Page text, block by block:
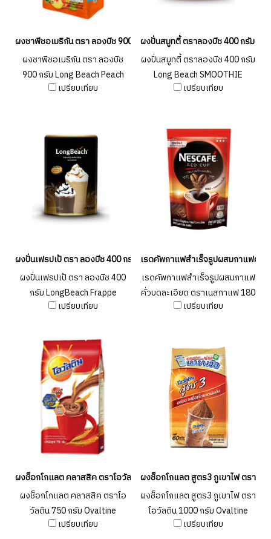
ผงชาพีชอเมริกัน ตรา ลองบีช 900 กรัม Long Beach Peach Tea 900 g.
ผงชาพีชอเมริกัน ตรา ลองบีช
900 กรัม Long Beach Peach
Tea 900 g.
เปรียบเทียบ
ผงปั่นสมูทตี้ ตราลองบีช 400 กรัม
ผงปั่นสมูทตี้ ตราลองบีช 400 กรัม
Long Beach SMOOTHIE
POWDER 400g.
เปรียบเทียบ
ผงปั่นเฟรปเป้ ตรา ลองบีช 400 กรัม LongBeach Frappe Powder 400g.
ผงปั่นเฟรปเป้ ตรา ลองบีช 400
กรัม LongBeach Frappe
Powder 400g.
เปรียบเทียบ
เรดคัพกาแฟสำเร็จรูปผสมกาแฟคั่วบ
เรดคัพกาแฟสำเร็จรูปผสมกาแฟ
คั่วบดละเอียด ตราเนสกาแฟ 180
กรัม NESCAFE RED CUP 180 g.
เปรียบเทียบ
ผงช็อกโกแลต คลาสสิค ตราโอวัลติน 750 กรัม Ovaltine Chocolate
ผงช็อกโกแลต คลาสสิค ตราโอ
วัลติน 750 กรัม Ovaltine
Chocolate Classic 750g.
เปรียบเทียบ
ผงช็อกโกแลต สูตร3 ภูเขาไฟ ตราโอ
ผงช็อกโกแลต สูตร3 ภูเขาไฟ ตรา
โอวัลติน 1000 กรัม Ovaltine
Chocolate Formular 3 1000g.
เปรียบเทียบ